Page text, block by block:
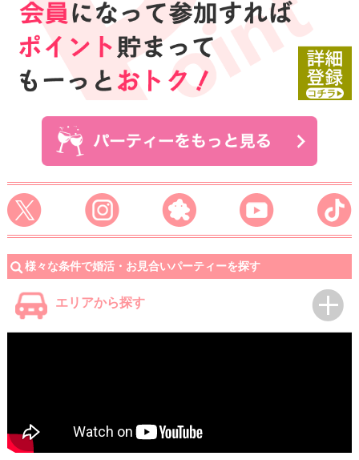
様々な条件で婚活・お見合いパーティーを探す
エリアから探す